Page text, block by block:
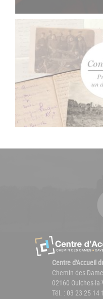
Centre d'Accueil
Chemin des
02160 Oulches-
Tél. : 03 23 25 14